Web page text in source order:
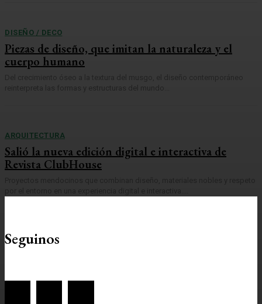
DISEÑO / DECO
Piezas de diseño, que imitan la naturaleza y el
cuerpo humano
ARQUITECTURA
Salió la nueva edición digital e interactiva de
Revista ClubHouse
Seguinos